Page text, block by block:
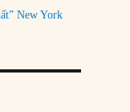
New York